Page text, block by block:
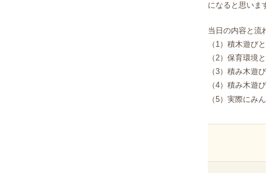
になると思いま
当日の内容と流
（1）積木遊び
（2）保育環境
（3）積み木遊
（4）積み木遊
（5）実際にみ